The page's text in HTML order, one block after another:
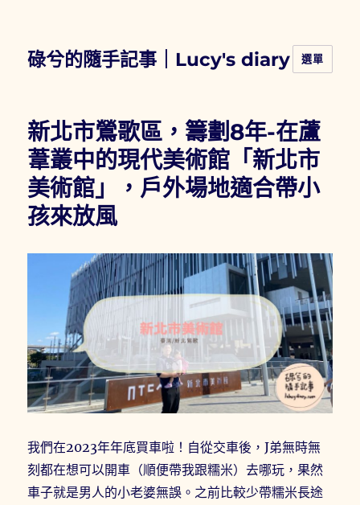
碌兮的隨手記事｜Lucy's diary 選單
新北市鶯歌區，籌劃8年-在蘆
葦叢中的現代美術館「新北市
美術館」，戶外場地適合帶小
孩來放風
我們在2023年年底買車啦！自從交車後，J弟無時無
刻都在想可以開車（順便帶我跟糯米）去哪玩，果然
車子就是男人的小老婆無誤。之前比較少帶糯米長途